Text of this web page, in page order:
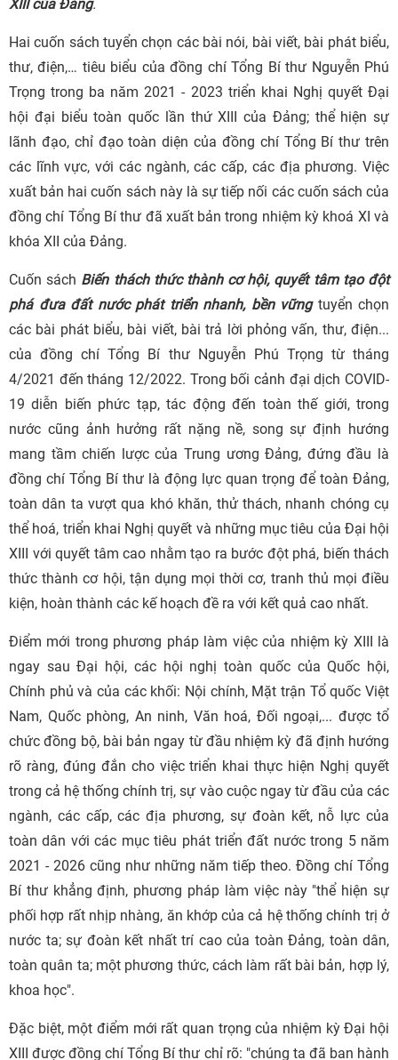
XIII của Đảng.
Hai cuốn sách tuyển chọn các bài nói, bài viết, bài phát biểu,
thư, điện,… tiêu biểu của đồng chí Tổng Bí thư Nguyễn Phú
Trọng trong ba năm 2021 - 2023 triển khai Nghị quyết Đại
hội đại biểu toàn quốc lần thứ XIII của Đảng; thể hiện sự
lãnh đạo, chỉ đạo toàn diện của đồng chí Tổng Bí thư trên
các lĩnh vực, với các ngành, các cấp, các địa phương. Việc
xuất bản hai cuốn sách này là sự tiếp nối các cuốn sách của
đồng chí Tổng Bí thư đã xuất bản trong nhiệm kỳ khoá XI và
khóa XII của Đảng.
Cuốn sách Biến thách thức thành cơ hội, quyết tâm tạo đột
phá đưa đất nước phát triển nhanh, bền vữngtuyển chọn
các bài phát biểu, bài viết, bài trả lời phỏng vấn, thư, điện...
của đồng chí Tổng Bí thư Nguyễn Phú Trọng từ tháng
4/2021 đến tháng 12/2022. Trong bối cảnh đại dịch COVID-
19 diễn biến phức tạp, tác động đến toàn thế giới, trong
nước cũng ảnh hưởng rất nặng nề, song sự định hướng
mang tầm chiến lược của Trung ương Đảng, đứng đầu là
đồng chí Tổng Bí thư là động lực quan trọng để toàn Đảng,
toàn dân ta vượt qua khó khăn, thử thách, nhanh chóng cụ
thể hoá, triển khai Nghị quyết và những mục tiêu của Đại hội
XIII với quyết tâm cao nhằm tạo ra bước đột phá, biến thách
thức thành cơ hội, tận dụng mọi thời cơ, tranh thủ mọi điều
kiện, hoàn thành các kế hoạch đề ra với kết quả cao nhất.
Điểm mới trong phương pháp làm việc của nhiệm kỳ XIII là
ngay sau Đại hội, các hội nghị toàn quốc của Quốc hội,
Chính phủ và của các khối: Nội chính, Mặt trận Tổ quốc Việt
Nam, Quốc phòng, An ninh, Văn hoá, Đối ngoại,... được tổ
chức đồng bộ, bài bản ngay từ đầu nhiệm kỳ đã định hướng
rõ ràng, đúng đắn cho việc triển khai thực hiện Nghị quyết
trong cả hệ thống chính trị, sự vào cuộc ngay từ đầu của các
ngành, các cấp, các địa phương, sự đoàn kết, nỗ lực của
toàn dân với các mục tiêu phát triển đất nước trong 5 năm
2021 - 2026 cũng như những năm tiếp theo. Đồng chí Tổng
Bí thư khẳng định, phương pháp làm việc này "thể hiện sự
phối hợp rất nhịp nhàng, ăn khớp của cả hệ thống chính trị ở
nước ta; sự đoàn kết nhất trí cao của toàn Đảng, toàn dân,
toàn quân ta; một phương thức, cách làm rất bài bản, hợp lý,
khoa học".
Đặc biệt, một điểm mới rất quan trọng của nhiệm kỳ Đại hội
XIII được đồng chí Tổng Bí thư chỉ rõ: "chúng ta đã ban hành